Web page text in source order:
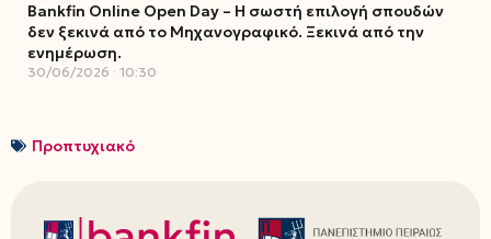
Bankfin Online Open Day – Η σωστή επιλογή σπουδών
δεν ξεκινά από το Μηχανογραφικό. Ξεκινά από την
ενημέρωση.
30/06/2026 10:30
Προπτυχιακό